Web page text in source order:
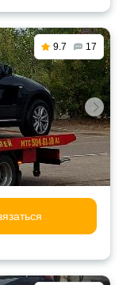
9.7 17